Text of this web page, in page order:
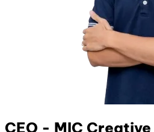
CEO - MIC Creative